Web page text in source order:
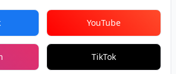
YouTube
TikTok